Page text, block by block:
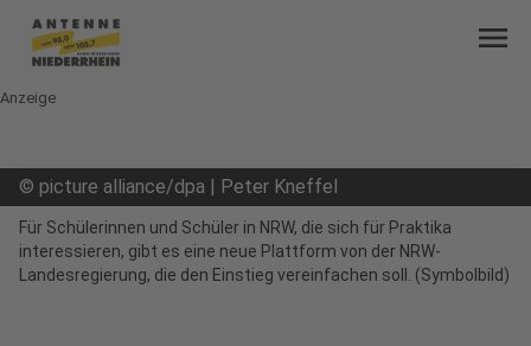
menu
Anzeige
© picture alliance/dpa | Peter Kneffel
Für Schülerinnen und Schüler in NRW, die sich für Praktika
interessieren, gibt es eine neue Plattform von der NRW-
Landesregierung, die den Einstieg vereinfachen soll. (Symbolbild)